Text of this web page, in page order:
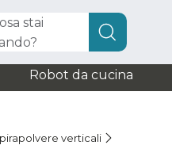
stai
Robot da cucina
verticali